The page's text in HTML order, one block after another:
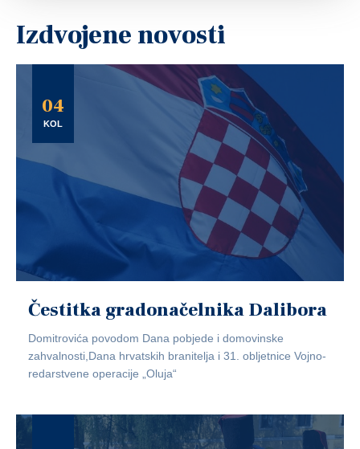
Izdvojene novosti
04
KOL
Čestitka gradonačelnika Dalibora
Domitrovića povodom Dana pobjede i domovinske
zahvalnosti,Dana hrvatskih branitelja i 31. obljetnice Vojno-
redarstvene operacije „Oluja“